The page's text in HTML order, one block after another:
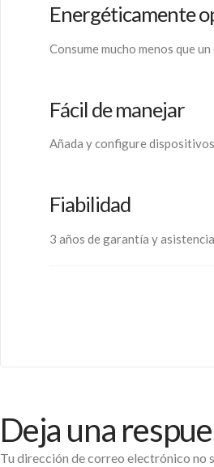
Energéticamente
Consume mucho menos que
Fácil de manejar
Añada y configure
Fiabilidad
3 años de garantía y
Deja una
Tu dirección de correo electrónico no